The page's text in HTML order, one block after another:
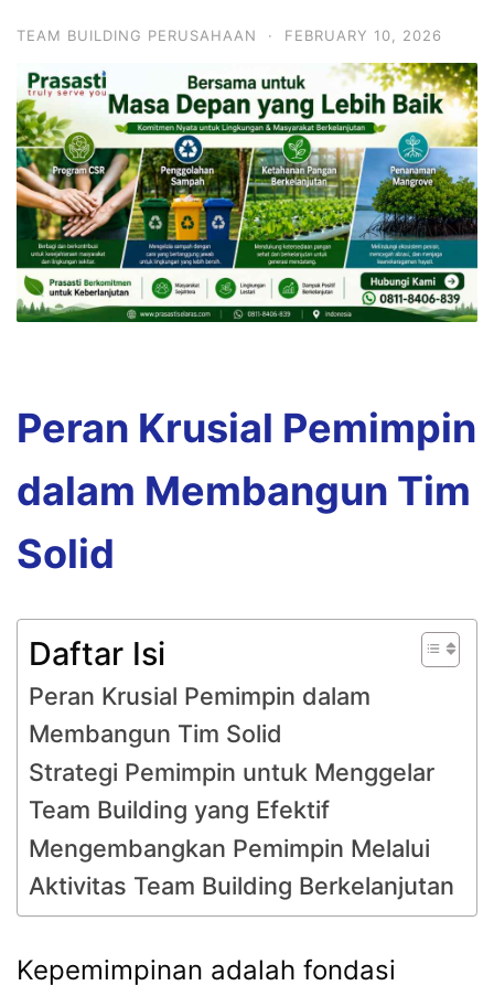
TEAM BUILDING PERUSAHAAN · FEBRUARY 10, 2026
Peran Krusial Pemimpin
dalam Membangun Tim
Solid
Daftar Isi
Peran Krusial Pemimpin dalam
Membangun Tim Solid
Strategi Pemimpin untuk Menggelar
Team Building yang Efektif
Mengembangkan Pemimpin Melalui
Aktivitas Team Building Berkelanjutan
Kepemimpinan adalah fondasi